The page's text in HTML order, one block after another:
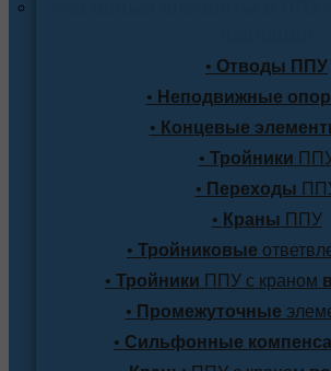
• Отводы ППУ
• Неподвижные
• Концевые
• Тройники
• Переходы
• Краны ППУ
• Тройниковые
• Тройники ППУ с краном
• Промежуточные
• Сильфонные